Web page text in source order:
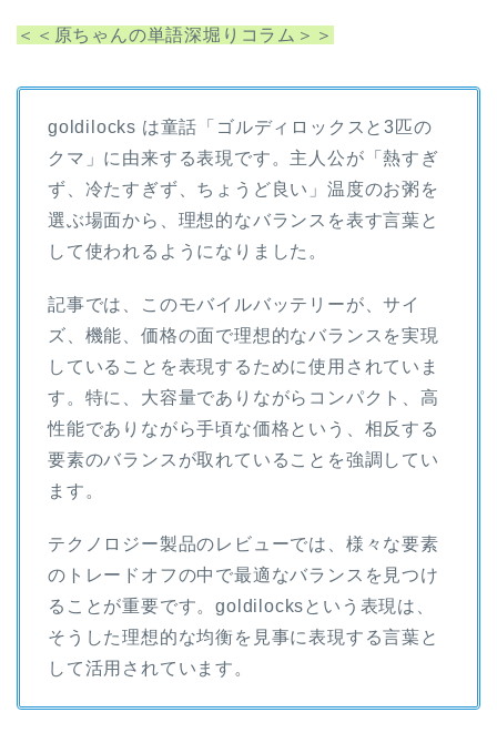
＜＜原ちゃんの単語深堀りコラム＞＞
goldilocks は童話「ゴルディロックスと3匹の
クマ」に由来する表現です。主人公が「熱すぎ
ず、冷たすぎず、ちょうど良い」温度のお粥を
選ぶ場面から、理想的なバランスを表す言葉と
して使われるようになりました。
記事では、このモバイルバッテリーが、サイ
ズ、機能、価格の面で理想的なバランスを実現
していることを表現するために使用されていま
す。特に、大容量でありながらコンパクト、高
性能でありながら手頃な価格という、相反する
要素のバランスが取れていることを強調してい
ます。
テクノロジー製品のレビューでは、様々な要素
のトレードオフの中で最適なバランスを見つけ
ることが重要です。goldilocksという表現は、
そうした理想的な均衡を見事に表現する言葉と
して活用されています。